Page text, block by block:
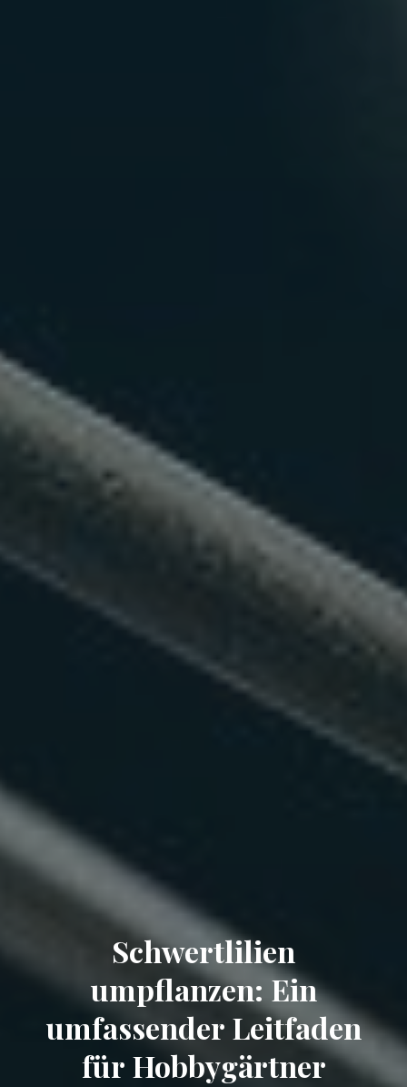
Schwertlilien
umpflanzen: Ein
umfassender Leitfaden
für Hobbygärtner